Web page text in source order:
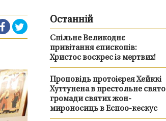
Останній
Спільне Великоднє
привітання єпископів:
Христос воскрес із мертвих!
Проповідь протоієрея Хейккі
Хуттунена в престольне свято
громади святих жон-
мироносиць в Еспоо-кескус